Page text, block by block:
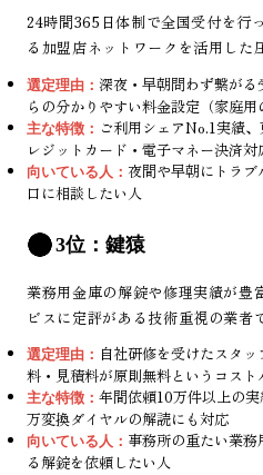
24時間365日体制で全国受付を行
る加盟店ネットワークを活用した
選定理由： 深夜・早朝問わず繋が
らの分かりやすい料金設定（家庭用
主な特徴： ご利用シェアNo.1実績
レジットカード・電子マネー決済対
向いている人： 夜間や早朝にトラ
口に相談したい人
3位：鍵猿
業務用金庫の解錠や修理実績が豊
ビスに定評がある技術重視の業者
選定理由： 自社研修を受けたスタ
料・見積料が原則無料というコスト
主な特徴： 年間依頼10万件以上の
万変換ダイヤルの解読にも対応
向いている人： 事務所の重たい業
る解錠を依頼したい人